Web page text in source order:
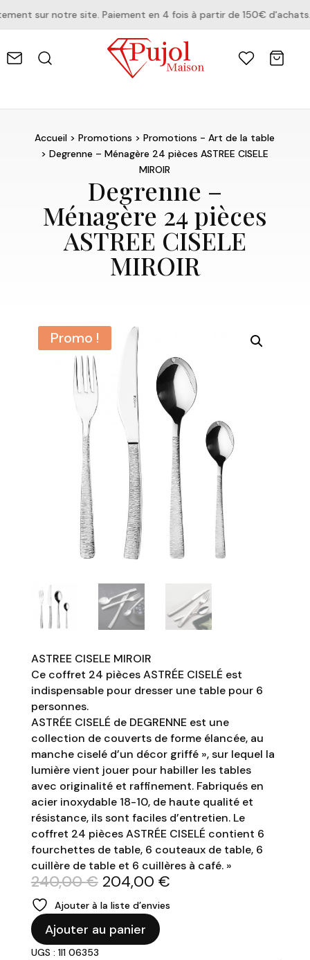
sur notre site. Paiement en 4 fois à partir de 150€ d'achats.
Accueil >Promotions >Promotions - Art de la table
> Degrenne – Ménagère 24 pièces ASTREE CISELE
MIROIR
Degrenne –
Ménagère 24 pièces
ASTREE CISELE
MIROIR
Promo !
ASTREE CISELE MIROIR
Ce coffret 24 pièces ASTRÉE CISELÉ est
indispensable pour dresser une table pour 6
personnes.
ASTRÉE CISELÉ de DEGRENNE est une
collection de couverts de forme élancée, au
manche ciselé d’un décor griffé », sur lequel la
lumière vient jouer pour habiller les tables
avec originalité et raffinement. Fabriqués en
acier inoxydable 18-10, de haute qualité et
résistance, ils sont faciles d’entretien. Le
coffret 24 pièces ASTRÉE CISELÉ contient 6
fourchettes de table, 6 couteaux de table, 6
cuillère de table et 6 cuillères à café. »
240,00€ Le
prix
initial
était :
240,00 €.
204,00 €Le
actuel
Ajouter à la liste d’envies
quantité
de
Degrenne
Ajouter au panier
UGS : 1I1 06353